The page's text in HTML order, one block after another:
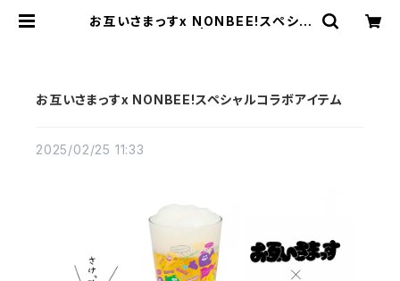
お互いさまっすx NONBEE!スペシャ
お互いさまっすx NONBEE!スペシャルコラボアイテム
2025/02/25 11:33